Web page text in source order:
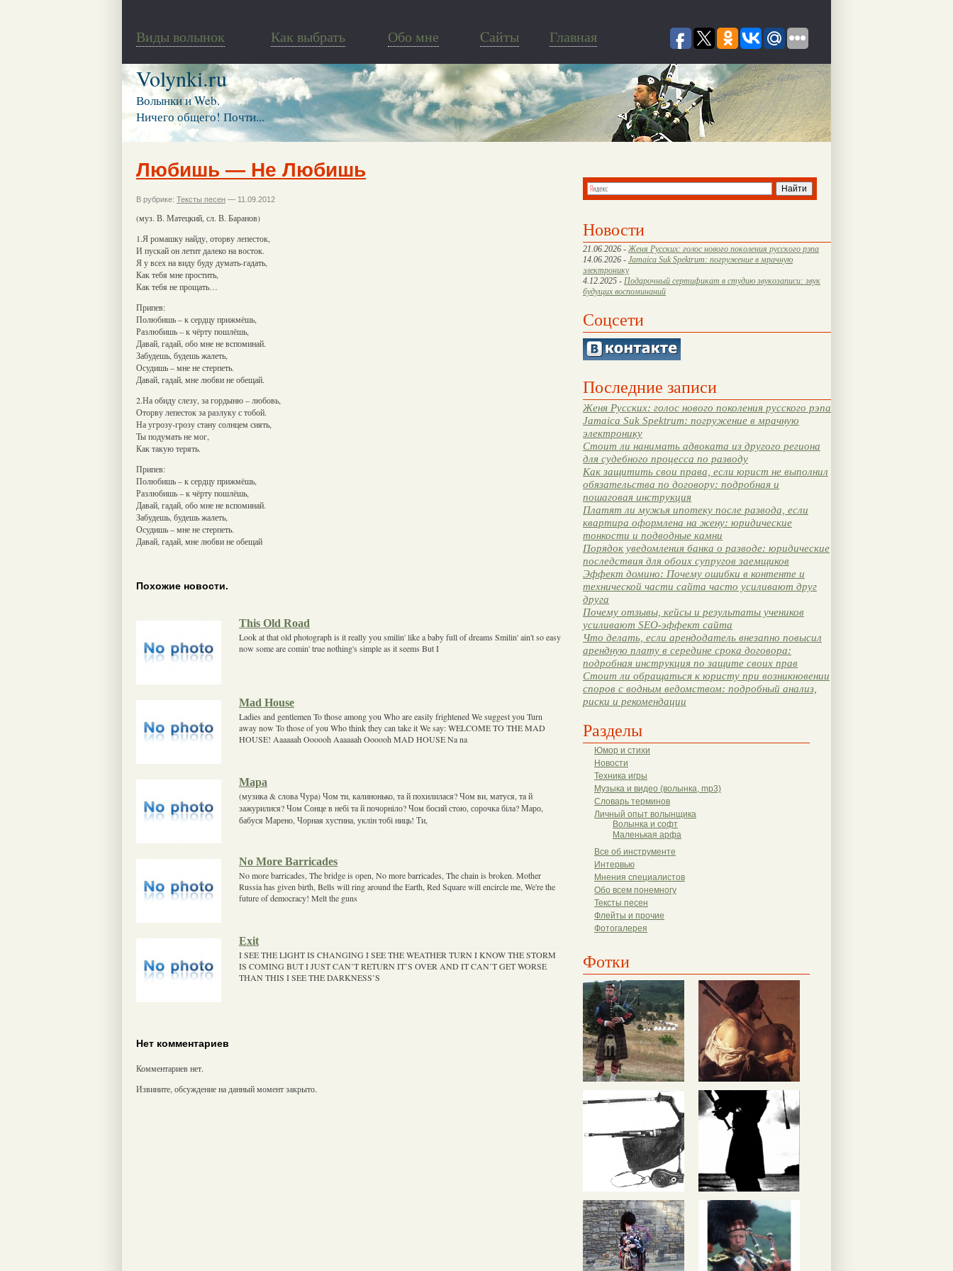
Виды волынок Как выбрать Обо мне Cайты Главная
Volynki.ru
Волынки и Web.
Ничего общего! Почти...
Новости
21.06.2026 - Женя Русских: голос нового поколения русского рэпа
14.06.2026 - Jamaica Suk Spektrum: погружение в мрачную
электронику
4.12.2025 - Подарочный сертификат в студию звукозаписи: звук
будущих воспоминаний
Соцсети
Последние записи
Женя Русских: голос нового поколения русского рэпа
Jamaica Suk Spektrum: погружение в мрачную
электронику
Стоит ли нанимать адвоката из другого региона
для судебного процесса по разводу
Как защитить свои права, если юрист не выполнил
обязательства по договору: подробная и
пошаговая инструкция
Платят ли мужья ипотеку после развода, если
квартира оформлена на жену: юридические
тонкости и подводные камни
Порядок уведомления банка о разводе: юридические
последствия для обоих супругов заемщиков
Эффект домино: Почему ошибки в контенте и
технической части сайта часто усиливают друг
друга
Почему отзывы, кейсы и результаты учеников
усиливают SEO-эффект сайта
Что делать, если арендодатель внезапно повысил
арендную плату в середине срока договора:
подробная инструкция по защите своих прав
Стоит ли обращаться к юристу при возникновении
споров с водным ведомством: подробный анализ,
риски и рекомендации
Разделы
Юмор и стихи
Новости
Техника игры
Музыка и видео (волынка, mp3)
Словарь терминов
Личный опыт волынщика
Волынка и софт
Маленькая арфа
Все об инструменте
Интервью
Мнения специалистов
Обо всем понемногу
Тексты песен
Флейты и прочие
Фотогалерея
Фотки
Любишь — Не Любишь
В рубрике: Тексты песен — 11.09.2012
(муз. В. Матецкий, сл. В. Баранов)
1.Я ромашку найду, оторву лепесток,
И пускай он летит далеко на восток.
Я у всех на виду буду думать-гадать,
Как тебя мне простить,
Как тебя не прощать…
Припев:
Полюбишь – к сердцу прижмёшь,
Разлюбишь – к чёрту пошлёшь,
Давай, гадай, обо мне не вспоминай.
Забудешь, будешь жалеть,
Осудишь – мне не стерпеть.
Давай, гадай, мне любви не обещай.
2.На обиду слезу, за гордыню – любовь,
Оторву лепесток за разлуку с тобой.
На угрозу-грозу стану солнцем сиять,
Ты подумать не мог,
Как такую терять.
Припев:
Полюбишь – к сердцу прижмёшь,
Разлюбишь – к чёрту пошлёшь,
Давай, гадай, обо мне не вспоминай.
Забудешь, будешь жалеть,
Осудишь – мне не стерпеть.
Давай, гадай, мне любви не обещай
Похожие новости.
This Old Road
Look at that old photograph is it really you smilin' like a baby full of dreams Smilin' ain't so easy
now some are comin' true nothing's simple as it seems But I
Mad House
Ladies and gentlemen To those among you Who are easily frightened We suggest you Turn
away now To those of you Who think they can take it We say: WELCOME TO THE MAD
HOUSE! Aaaaaah Oooooh Aaaaaah Oooooh MAD HOUSE Na na
Мара
(музика & слова Чура) Чом ти, калинонько, та й похилилася? Чом ви, матуся, та й
зажурилися? Чом Сонце в небі та й почорніло? Чом босий стою, сорочка біла? Маро,
бабуся Марено, Чорная хустина, уклін тобі ниць! Ти,
No More Barricades
No more barricades, The bridge is open, No more barricades, The chain is broken. Mother
Russia has given birth, Bells will ring around the Earth, Red Square will encircle me, We're the
future of democracy! Melt the guns
Exit
I SEE THE LIGHT IS CHANGING I SEE THE WEATHER TURN I KNOW THE STORM
IS COMING BUT I JUST CAN’T RETURN IT’S OVER AND IT CAN’T GET WORSE
THAN THIS I SEE THE DARKNESS’S
Нет комментариев
Комментариев нет.
Извините, обсуждение на данный момент закрыто.